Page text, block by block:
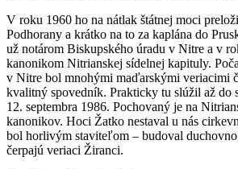
V roku 1960 ho na nátlak štátnej moci
Podhorany a krátko na to za kaplána do
už notárom Biskupského úradu v Nitre a v
kanonikom Nitrianskej sídelnej kapituly.
v Nitre bol mnohými maďarskými veriacimi
kvalitný spovedník. Prakticky tu slúžil až do
12. septembra 1986. Pochovaný je na
kanonikov. Hoci Žatko nestaval u nás
bol horlivým staviteľom – budoval
čerpajú veriaci Žiranci.